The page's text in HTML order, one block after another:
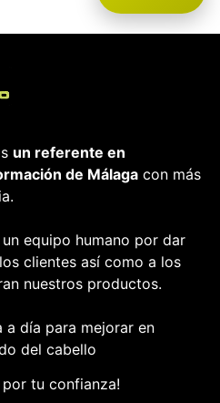
un referente en
de Málaga con más
equipo humano por dar
clientes así como a los
nuestros productos.
a día para mejorar en
del cabello
tu confianza!